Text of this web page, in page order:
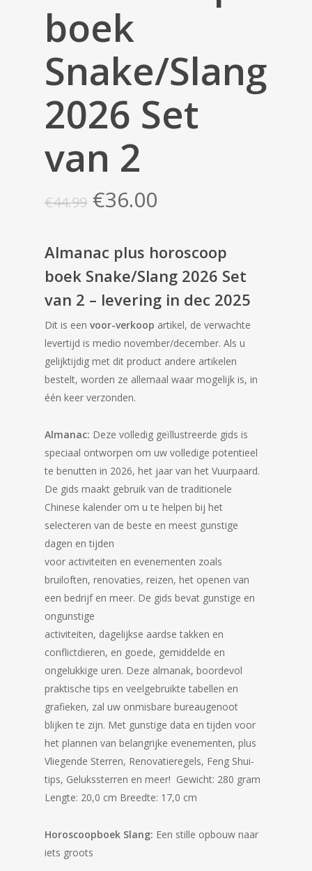
boek
Snake/Slang
2026 Set
van 2
€44.99 Oorspronkelijke
was:
€44.99.
€36.00
€36.00.
Almanac plus horoscoop
boek Snake/Slang 2026 Set
van 2 – levering in dec 2025
Dit is een voor-verkoop artikel, de verwachte
levertijd is medio november/december. Als u
gelijktijdig met dit product andere artikelen
bestelt, worden ze allemaal waar mogelijk is, in
één keer verzonden.
Almanac: Deze volledig geïllustreerde gids is
speciaal ontworpen om uw volledige potentieel
te benutten in 2026, het jaar van het Vuurpaard.
De gids maakt gebruik van de traditionele
Chinese kalender om u te helpen bij het
selecteren van de beste en meest gunstige
dagen en tijden
voor activiteiten en evenementen zoals
bruiloften, renovaties, reizen, het openen van
een bedrijf en meer. De gids bevat gunstige en
ongunstige
activiteiten, dagelijkse aardse takken en
conflictdieren, en goede, gemiddelde en
ongelukkige uren. Deze almanak, boordevol
praktische tips en veelgebruikte tabellen en
grafieken, zal uw onmisbare bureaugenoot
blijken te zijn. Met gunstige data en tijden voor
het plannen van belangrijke evenementen, plus
Vliegende Sterren, Renovatieregels, Feng Shui-
tips, Gelukssterren en meer! Gewicht: 280 gram
Lengte: 20,0 cm Breedte: 17,0 cm
Horoscoopboek Slang: Een stille opbouw naar
iets groots